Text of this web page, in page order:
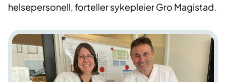
helsepersonell, forteller sykepleier Gro Magistad.